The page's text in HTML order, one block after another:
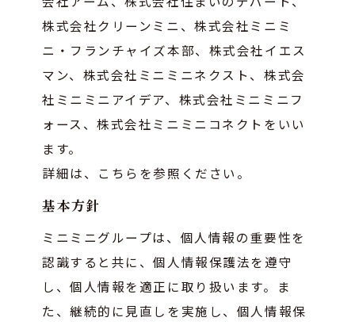
株式会社クリーンミニ、株式会社ミニミ
ニ・フランチャイズ本部、株式会社イエス
マン、株式会社ミニミニネクスト、株式会
社ミニミニアイデア、株式会社ミニミニフ
ォース、株式会社ミニミニコネクトをいい
ます。
詳細は、 こちら を参照ください。
基本方針
ミニミニグループは、個人情報の重要性を
認識すると共に、個人情報保護法を遵守
し、個人情報を適正に取り扱います。ま
た、継続的に見直しを実施し、個人情報保